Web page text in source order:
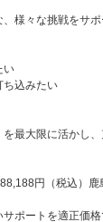
様々な挑戦をサポ
い
ち込みたい
を最大限に活かし
円（税込）鹿
ポートを適正価格